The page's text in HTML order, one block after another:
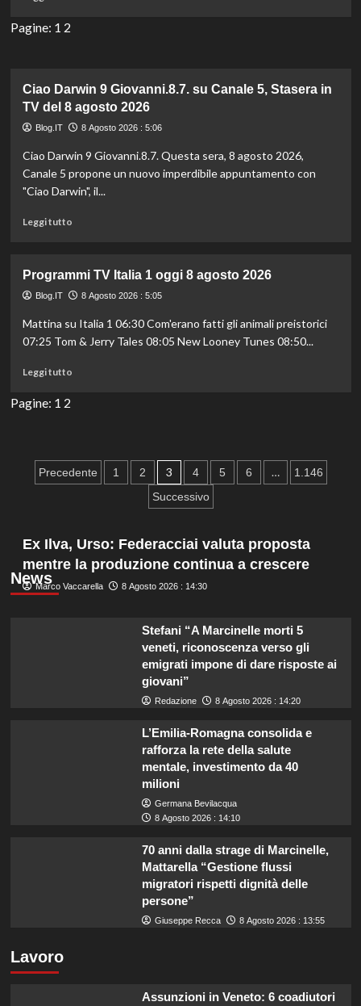
Canale
5
oggi
8
2026
Pagine: 1 2
Ciao Darwin 9 Giovanni.8.7. su Canale 5, Stasera in
TV del 8 agosto 2026
Blog.IT 8 Agosto 2026 : 5:06
Ciao Darwin 9 Giovanni.8.7. Questa sera, 8 agosto 2026,
Canale 5 propone un nuovo imperdibile appuntamento con
"Ciao Darwin", il...
Leggi tuttoLeggi
Ciao
Darwin
Giovanni.8.7.
su
5,
agosto
2026
Programmi TV Italia 1 oggi 8 agosto 2026
Blog.IT 8 Agosto 2026 : 5:05
Mattina su Italia 1 06:30 Com'erano fatti gli animali preistorici
07:25 Tom & Jerry Tales 08:05 New Looney Tunes 08:50...
Leggi tuttoLeggi
Italia
1
2026
Pagine: 1 2
Paginazione
Precedente 1 2 3 4 5 6 …
1.146
Successivo
News
Ex Ilva, Urso: Federacciai valuta proposta
mentre la produzione continua a crescere
Marco Vaccarella 8 Agosto 2026 : 14:30
Stefani “A Marcinelle morti 5
veneti, riconoscenza verso gli
emigrati impone di dare risposte ai
giovani”
Redazione 8 Agosto 2026 : 14:20
L’Emilia-Romagna consolida e
rafforza la rete della salute
mentale, investimento da 40
milioni
Germana Bevilacqua
8 Agosto 2026 : 14:10
70 anni dalla strage di Marcinelle,
Mattarella “Gestione flussi
migratori rispetti dignità delle
persone”
Giuseppe Recca 8 Agosto 2026 : 13:55
Lavoro
Assunzioni in Veneto: 6 coadiutori